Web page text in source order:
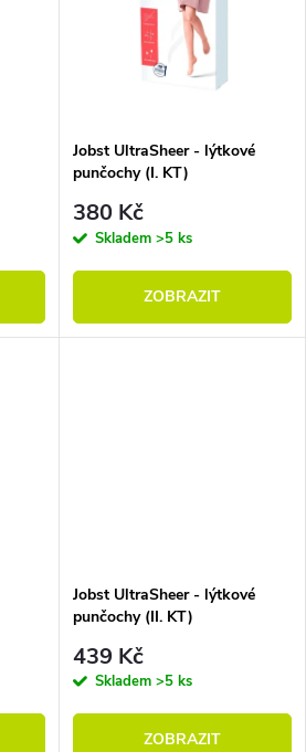
Jobst UltraSheer - lýtkové
punčochy (I. KT)
380 Kč
Skladem >5 ks
ZOBRAZIT
Jobst UltraSheer - lýtkové
punčochy (II. KT)
439 Kč
Skladem >5 ks
ZOBRAZIT